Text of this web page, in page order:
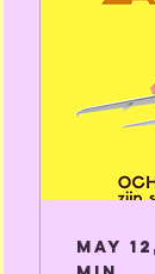
May